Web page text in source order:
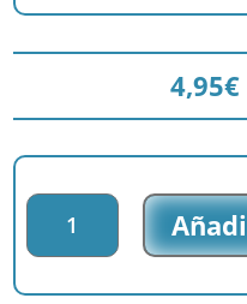
4,95€
Parche
bordado
Mickey
Mouse